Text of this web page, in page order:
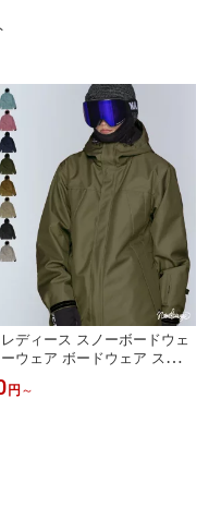
ディース スノーボードウェ
ウェア ボードウェア スノボ
ャケット 単品 スノーボード
スキー スノーウェア ビッグ
円 ～